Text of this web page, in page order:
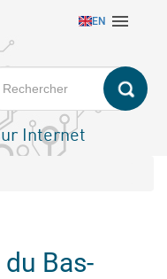
EN 
Internet
Bas-